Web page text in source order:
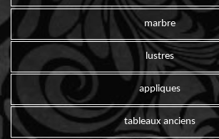
marbre
lustres
appliques
tableaux anciens